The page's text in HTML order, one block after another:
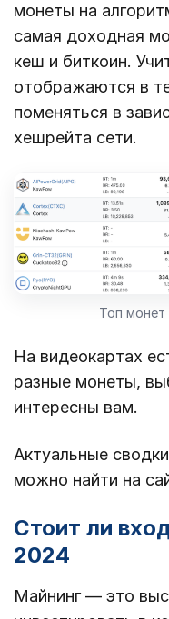
монеты на
самая доходная
кеш и биткоин.
отображаются в
поменяться в
хешрейта сети.
Топ монет
На видеокартах
разные монеты,
интересны вам.
Актуальные
можно найти на
Стоит ли
2024
Майнинг — это